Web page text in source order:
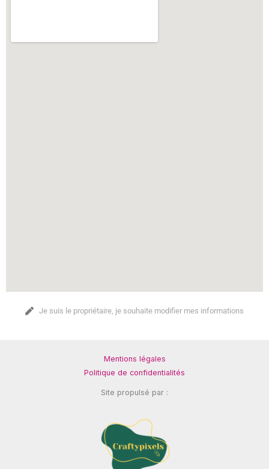
Je suis le propriétaire, je souhaite modifier mes informations
Mentions légales
Politique de confidentialités
Site propulsé par :